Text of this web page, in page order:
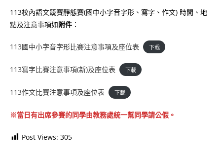
113校內語文競賽靜態賽(國中小字音字形、寫字、作文) 時間、地
點及注意事項如附件 ：
113國中小字音字形比賽注意事項及座位表 下載
113寫字比賽注意事項(新)及座位表 下載
113作文比賽注意事項及座位表 下載
※當日有出席參賽的同學由教務處統一幫同學請公假。
Post Views: 305